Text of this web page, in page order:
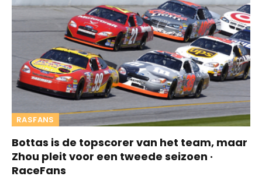
RASFANS
Bottas is de topscorer van het team, maar
Zhou pleit voor een tweede seizoen ·
RaceFans